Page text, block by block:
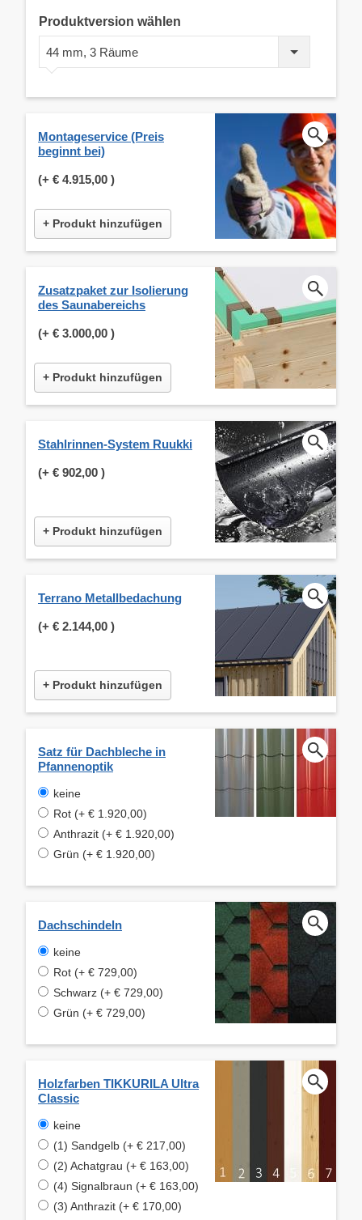
Produktversion wählen
44 mm, 3 Räume
Montageservice (Preis
beginnt bei)
(+ € 4.915,00 )
+ Produkt hinzufügen
Zusatzpaket zur Isolierung
des Saunabereichs
(+ € 3.000,00 )
+ Produkt hinzufügen
Stahlrinnen-System Ruukki
(+ € 902,00 )
+ Produkt hinzufügen
Terrano Metallbedachung
(+ € 2.144,00 )
+ Produkt hinzufügen
Satz für Dachbleche in
Pfannenoptik
keine
Rot (+ € 1.920,00)
Anthrazit (+ € 1.920,00)
Grün (+ € 1.920,00)
Dachschindeln
keine
Rot (+ € 729,00)
Schwarz (+ € 729,00)
Grün (+ € 729,00)
Holzfarben TIKKURILA Ultra
Classic
keine
(1) Sandgelb (+ € 217,00)
(2) Achatgrau (+ € 163,00)
(4) Signalbraun (+ € 163,00)
(3) Anthrazit (+ € 170,00)